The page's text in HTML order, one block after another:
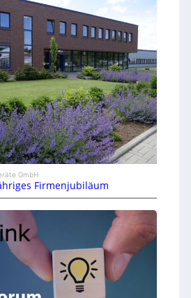
GmbH
Firmenjubiläum